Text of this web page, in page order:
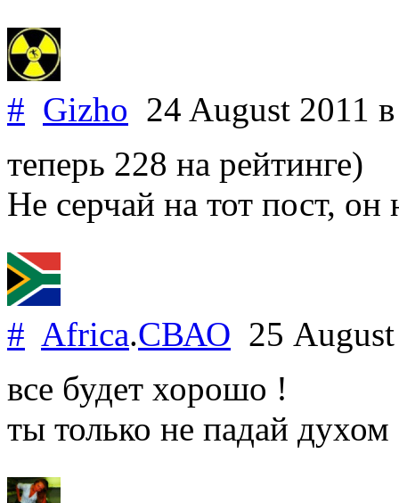
# Gizho 24 August 2011
теперь 228 на рейтинге)
Не серчай на тот пост, он
# Africa.СВАО 25
все будет хорошо !
ты только не падай